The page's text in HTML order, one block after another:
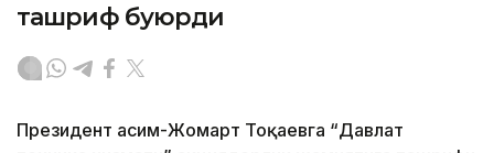
ташриф буюрди
Президент Қасим-Жомарт Тоқаевга “Давлат